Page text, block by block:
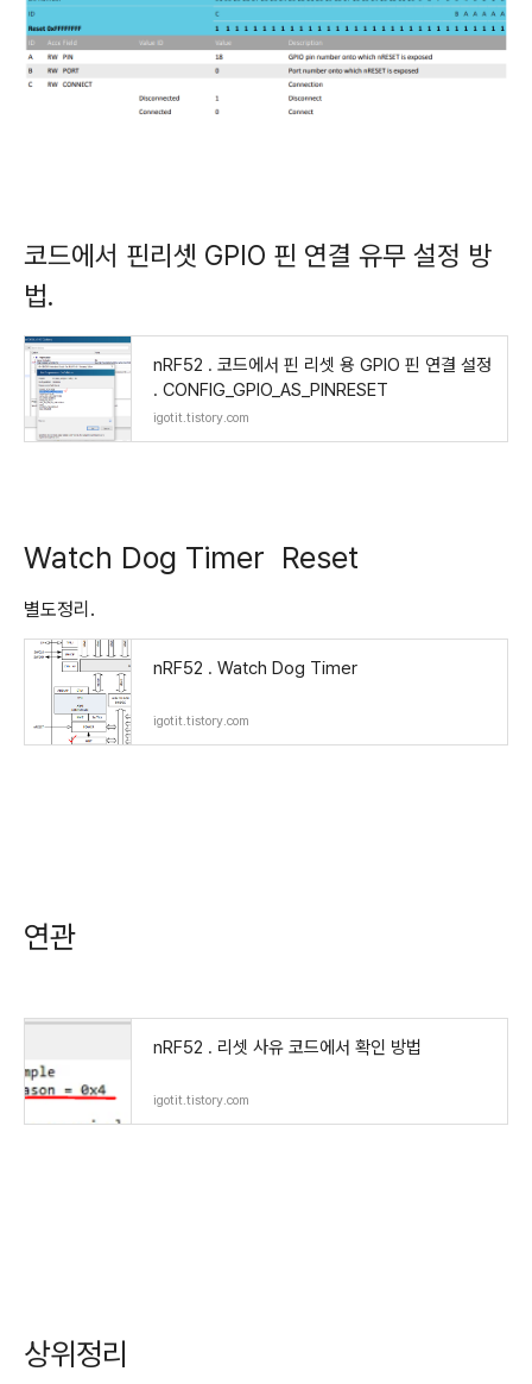
코드에서 핀리셋 GPIO 핀 연결 유무 설정 방
법.
nRF52 . 코드에서 핀 리셋 용 GPIO 핀 연결 설정
. CONFIG_GPIO_AS_PINRESET
igotit.tistory.com
Watch Dog Timer Reset
별도정리.
nRF52 . Watch Dog Timer
igotit.tistory.com
연관
nRF52 . 리셋 사유 코드에서 확인 방법
igotit.tistory.com
상위정리